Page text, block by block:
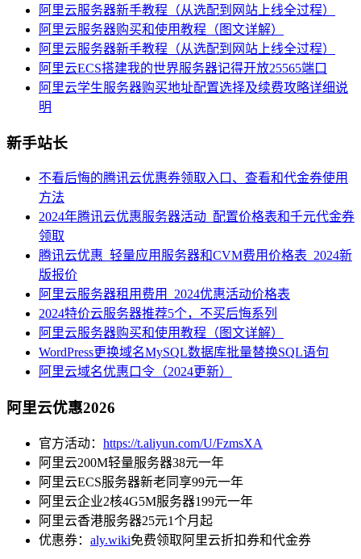
阿里云服务器新手教程（从选配到网站上线全过程）
阿里云服务器购买和使用教程（图文详解）
阿里云服务器新手教程（从选配到网站上线全过程）
阿里云ECS搭建我的世界服务器记得开放25565端口
阿里云学生服务器购买地址配置选择及续费攻略详细说
明
新手站长
不看后悔的腾讯云优惠券领取入口、查看和代金券使用
方法
2024年腾讯云优惠服务器活动_配置价格表和千元代金券
领取
腾讯云优惠_轻量应用服务器和CVM费用价格表_2024新
版报价
阿里云服务器租用费用_2024优惠活动价格表
2024特价云服务器推荐5个，不买后悔系列
阿里云服务器购买和使用教程（图文详解）
WordPress更换域名MySQL数据库批量替换SQL语句
阿里云域名优惠口令（2024更新）
阿里云优惠2026
官方活动： https://t.aliyun.com/U/FzmsXA
阿里云200M轻量服务器38元一年
阿里云ECS服务器新老同享99元一年
阿里云企业2核4G5M服务器199元一年
阿里云香港服务器25元1个月起
优惠券： aly.wiki免费领取阿里云折扣券和代金券